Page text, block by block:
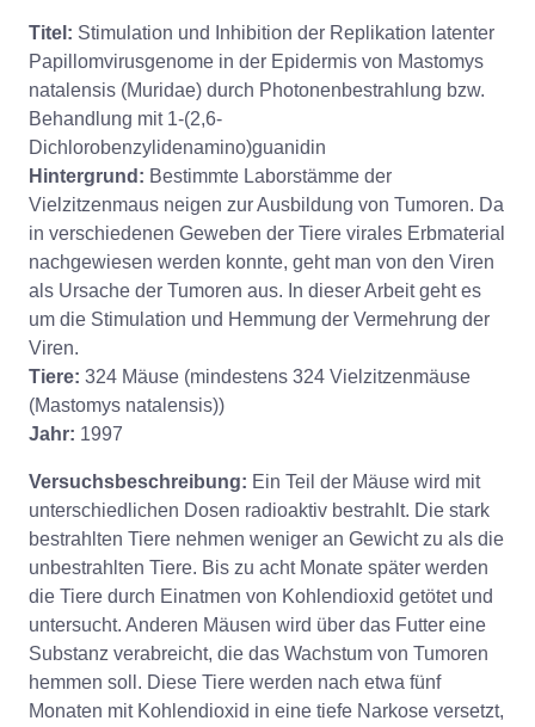
Titel: Stimulation und Inhibition der Replikation latenter
Papillomvirusgenome in der Epidermis von Mastomys
natalensis (Muridae) durch Photonenbestrahlung bzw.
Behandlung mit 1-(2,6-
Dichlorobenzylidenamino)guanidin
Hintergrund: Bestimmte Laborstämme der
Vielzitzenmaus neigen zur Ausbildung von Tumoren. Da
in verschiedenen Geweben der Tiere virales Erbmaterial
nachgewiesen werden konnte, geht man von den Viren
als Ursache der Tumoren aus. In dieser Arbeit geht es
um die Stimulation und Hemmung der Vermehrung der
Viren.
Tiere: 324 Mäuse (mindestens 324 Vielzitzenmäuse
(Mastomys natalensis))
Jahr: 1997
Versuchsbeschreibung: Ein Teil der Mäuse wird mit
unterschiedlichen Dosen radioaktiv bestrahlt. Die stark
bestrahlten Tiere nehmen weniger an Gewicht zu als die
unbestrahlten Tiere. Bis zu acht Monate später werden
die Tiere durch Einatmen von Kohlendioxid getötet und
untersucht. Anderen Mäusen wird über das Futter eine
Substanz verabreicht, die das Wachstum von Tumoren
hemmen soll. Diese Tiere werden nach etwa fünf
Monaten mit Kohlendioxid in eine tiefe Narkose versetzt,